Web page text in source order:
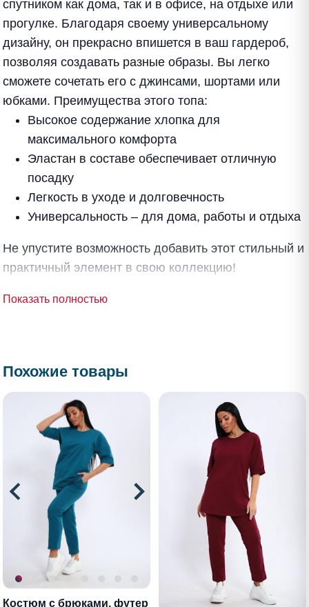
спутником как дома, так и в офисе, на отдыхе или
прогулке. Благодаря своему универсальному
дизайну, он прекрасно впишется в ваш гардероб,
позволяя создавать разные образы. Вы легко
сможете сочетать его с джинсами, шортами или
юбками. Преимущества этого топа:
Высокое содержание хлопка для
максимального комфорта
Эластан в составе обеспечивает отличную
посадку
Легкость в уходе и долговечность
Универсальность – для дома, работы и отдыха
Не упустите возможность добавить этот стильный и
практичный элемент в свою коллекцию!
Показать полностью
Похожие товары
Костюм с брюками, футер